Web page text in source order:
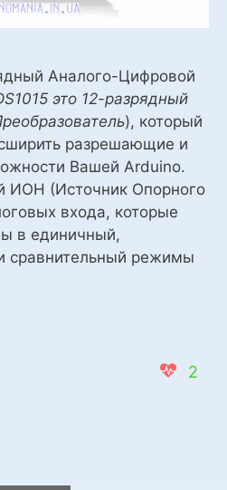
Аналого-Цифровой
это 12-разрядный
), который
разрешающие и
Вашей Arduino.
ИОН (Источник Опорного
входа, которые
в единичный,
сравнительный режимы
2